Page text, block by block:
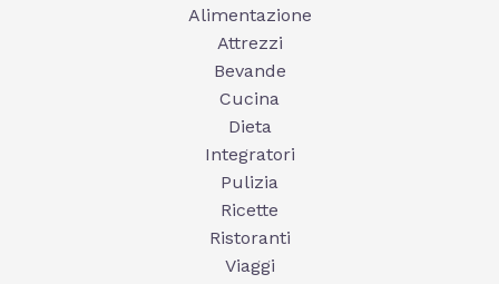
Alimentazione
Attrezzi
Bevande
Cucina
Dieta
Integratori
Pulizia
Ricette
Ristoranti
Viaggi